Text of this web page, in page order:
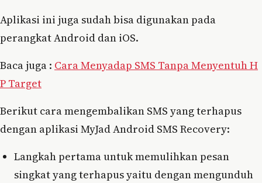
Aplikasi ini juga sudah bisa digunakan pada
perangkat Android dan iOS.
Baca juga : Cara Menyadap SMS Tanpa Menyentuh H
P Target
Berikut cara mengembalikan SMS yang terhapus
dengan aplikasi MyJad Android SMS Recovery:
Langkah pertama untuk memulihkan pesan
singkat yang terhapus yaitu dengan mengunduh